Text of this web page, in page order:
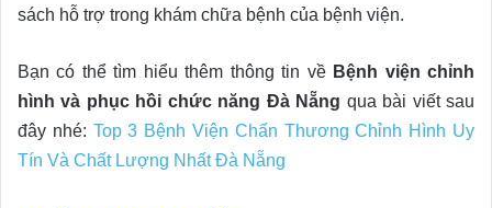
sách hỗ trợ trong khám chữa bệnh của bệnh viện.
Bạn có thể tìm hiểu thêm thông tin về Bệnh viện chỉnh
hình và phục hồi chức năng Đà Nẵng qua bài viết sau
đây nhé: Top 3 Bệnh Viện Chấn Thương Chỉnh Hình Uy
Tín Và Chất Lượng Nhất Đà Nẵng